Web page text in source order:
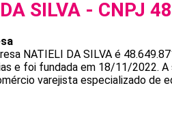
SILVA - CNPJ
NATIELI DA SILVA é
e foi fundada em 18/11/2022. A
varejista especializado de